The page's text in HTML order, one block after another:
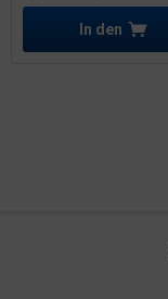
In den